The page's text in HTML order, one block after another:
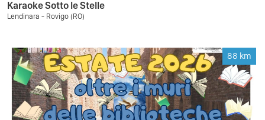
Karaoke Sotto le Stelle
Lendinara - Rovigo (RO)
88 km